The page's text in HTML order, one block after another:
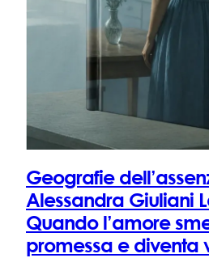
Geografie
Alessandra Giuliani
Quando l’amore
promessa e diventa